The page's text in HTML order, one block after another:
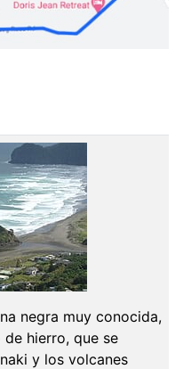
negra muy conocida,
hierro, que se
y los volcanes